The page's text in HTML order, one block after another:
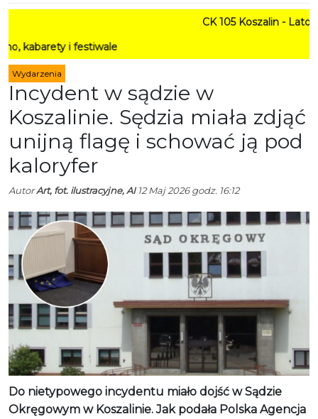
CK 105 Koszalin - Lato w
i festiwale
Wydarzenia
Incydent w sądzie w
Koszalinie. Sędzia miała zdjąć
unijną flagę i schować ją pod
kaloryfer
AutorArt, fot. ilustracyjne, AI12 Maj 2026 godz. 16:12
Do nietypowego incydentu miało dojść w Sądzie
Okręgowym w Koszalinie. Jak podała Polska Agencja